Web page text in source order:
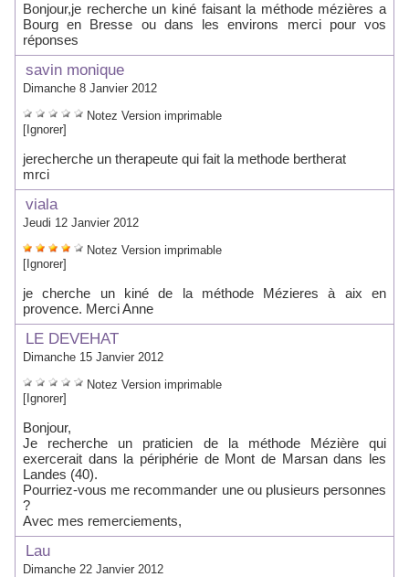
Bonjour,je recherche un kiné faisant la méthode mézières a
Bourg en Bresse ou dans les environs merci pour vos
réponses
savin monique
Dimanche 8 Janvier 2012
Notez Version imprimable
[Ignorer]
jerecherche un therapeute qui fait la methode bertherat
mrci
viala
Jeudi 12 Janvier 2012
Notez Version imprimable
[Ignorer]
je cherche un kiné de la méthode Mézieres à aix en
provence. Merci Anne
LE DEVEHAT
Dimanche 15 Janvier 2012
Notez Version imprimable
[Ignorer]
Bonjour,
Je recherche un praticien de la méthode Mézière qui
exercerait dans la périphérie de Mont de Marsan dans les
Landes (40).
Pourriez-vous me recommander une ou plusieurs personnes
?
Avec mes remerciements,
Lau
Dimanche 22 Janvier 2012